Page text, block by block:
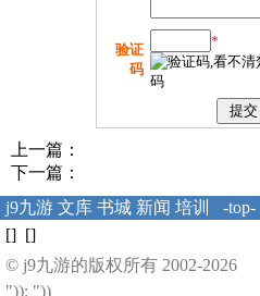
验证
码
*
上一篇：
下一篇：
j9九游 文库 书城 新闻 培训
-top-
[] []
© j9九游的版权所有 2002-2026
")); "))